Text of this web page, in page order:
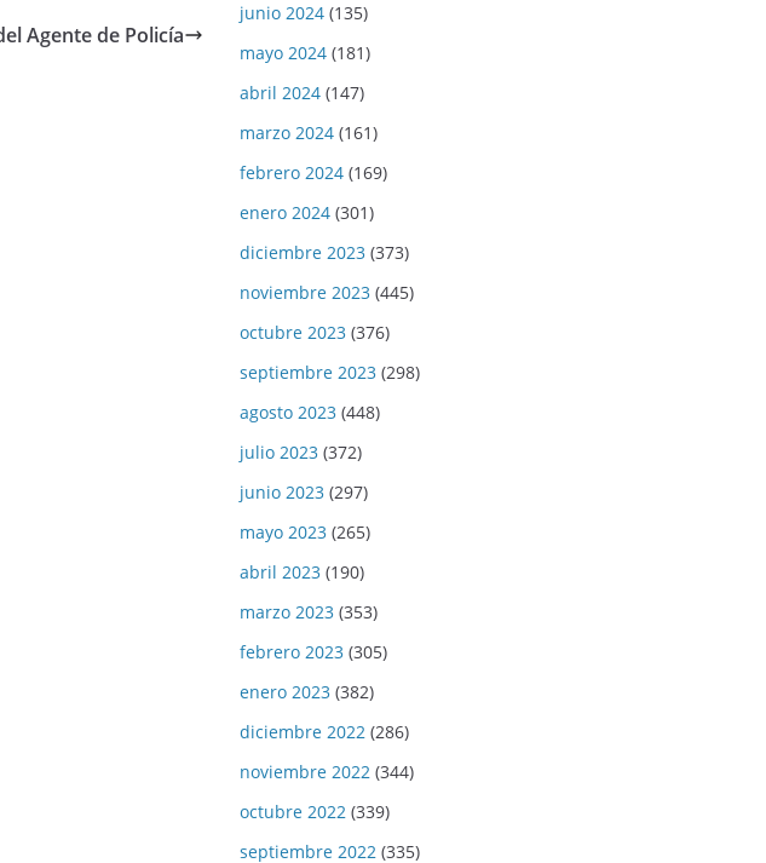
Agente de Policía
junio 2024 (135)
mayo 2024 (181)
abril 2024 (147)
marzo 2024 (161)
febrero 2024 (169)
enero 2024 (301)
diciembre 2023 (373)
noviembre 2023 (445)
octubre 2023 (376)
septiembre 2023 (298)
agosto 2023 (448)
julio 2023 (372)
junio 2023 (297)
mayo 2023 (265)
abril 2023 (190)
marzo 2023 (353)
febrero 2023 (305)
enero 2023 (382)
diciembre 2022 (286)
noviembre 2022 (344)
octubre 2022 (339)
septiembre 2022 (335)